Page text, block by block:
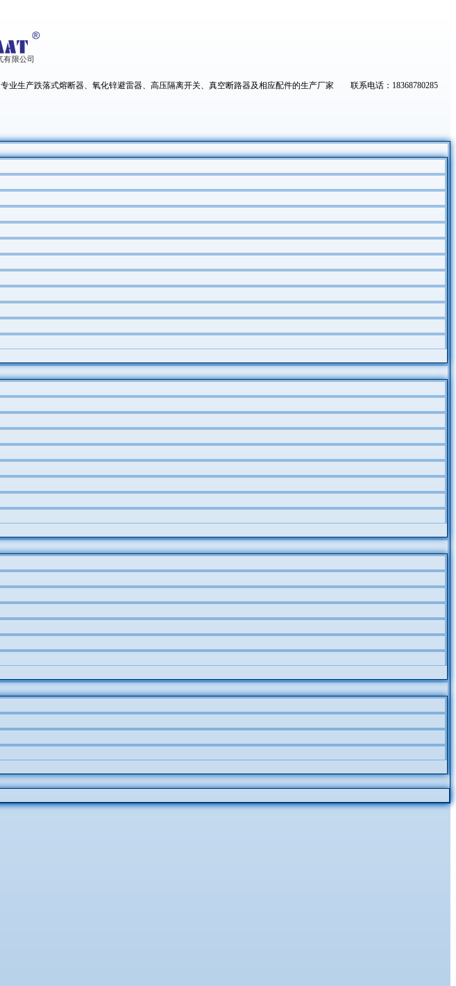
专业生产跌落式熔断器、氧化锌避雷器、高压隔离开关、真空断路器及相应配件的生产厂家 联系电话：18368780285